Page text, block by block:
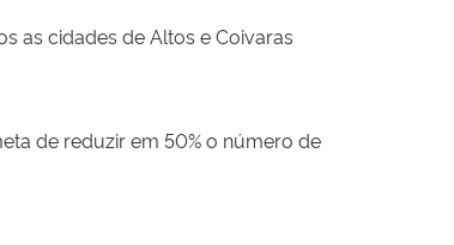
as cidades de Altos e Coivaras
de reduzir em 50% o número de